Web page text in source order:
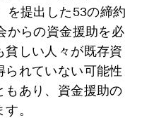
を提出した53の締約
からの資金援助を必
しい人々が既存資
れていない可能性
もあり、資金援助の
。